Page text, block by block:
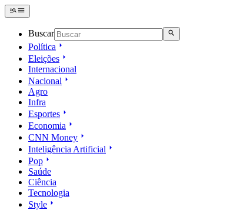
Buscar
Política
Eleições
Internacional
Nacional
Agro
Infra
Esportes
Economia
CNN Money
Inteligência Artificial
Pop
Saúde
Ciência
Tecnologia
Style